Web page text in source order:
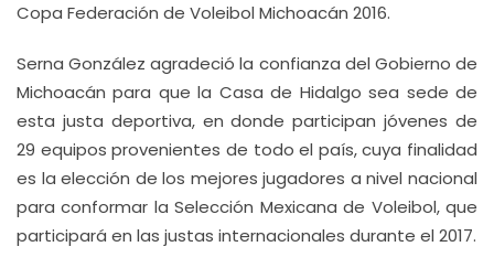
Copa Federación de Voleibol Michoacán 2016.
Serna González agradeció la confianza del Gobierno de
Michoacán para que la Casa de Hidalgo sea sede de
esta justa deportiva, en donde participan jóvenes de
29 equipos provenientes de todo el país, cuya finalidad
es la elección de los mejores jugadores a nivel nacional
para conformar la Selección Mexicana de Voleibol, que
participará en las justas internacionales durante el 2017.